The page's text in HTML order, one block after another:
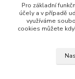
(Po-Pá, 9-16h)
info@west4us.cz
Pro základní
účely a v případě
využíváme
cookies můžete